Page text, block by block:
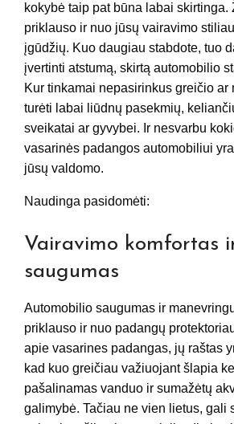
kokybė taip pat būna labai skirtinga.
priklauso ir nuo jūsų vairavimo
įgūdžių. Kuo daugiau stabdote, tuo
įvertinti atstumą, skirtą automobilio
Kur tinkamai nepasirinkus greičio ar
turėti labai liūdnų pasekmių,
sveikatai ar gyvybei. Ir nesvarbu
vasarinės padangos automobiliui
jūsų valdomo.
Naudinga pasidomėti:
Vairavimo komfortas
saugumas
Automobilio saugumas ir
priklauso ir nuo padangų
apie vasarines padangas, jų raštas
kad kuo greičiau važiuojant šlapia
pašalinamas vanduo ir sumažėtų
galimybė. Tačiau ne vien lietus, gali